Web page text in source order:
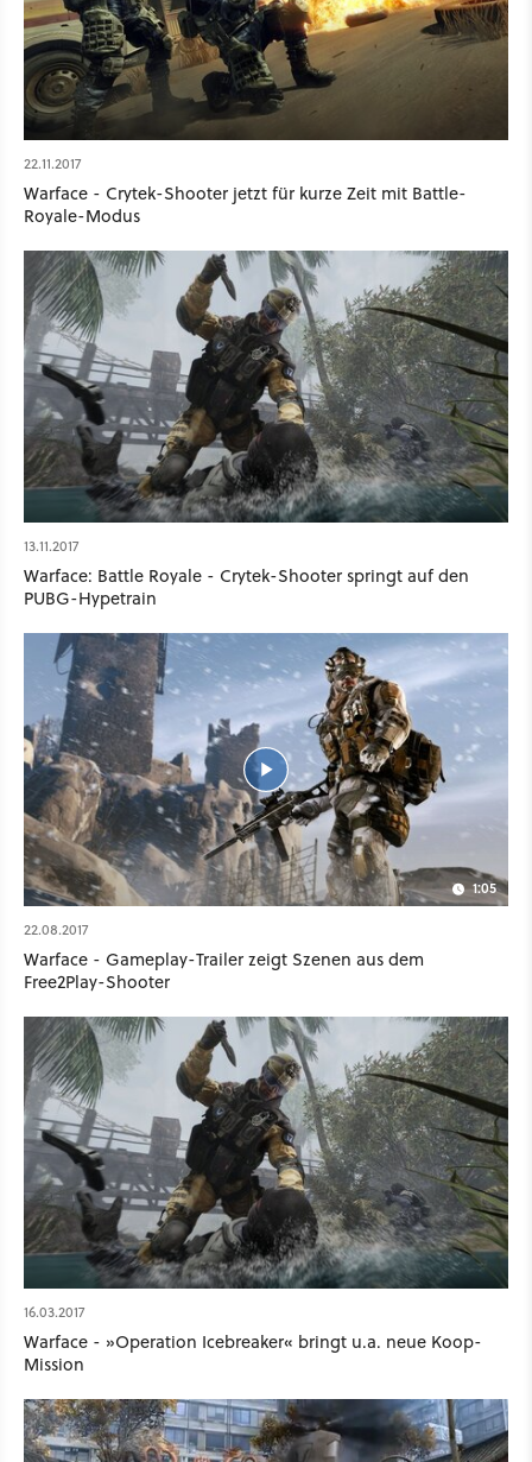
22.11.2017
Warface - Crytek-Shooter jetzt für kurze Zeit mit Battle-
Royale-Modus
13.11.2017
Warface: Battle Royale - Crytek-Shooter springt auf den
PUBG-Hypetrain
1:05
22.08.2017
Warface - Gameplay-Trailer zeigt Szenen aus dem
Free2Play-Shooter
16.03.2017
Warface - »Operation Icebreaker« bringt u.a. neue Koop-
Mission